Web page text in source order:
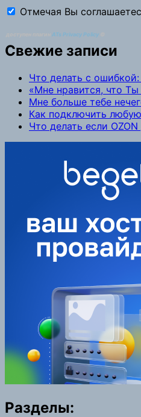
Отмечая Вы
ATs Privacy Policy
Свежие записи
Что делать с ошибкой:
«Мне нравится, что
Мне больше тебе
Как подключить
Что делать если
Разделы: